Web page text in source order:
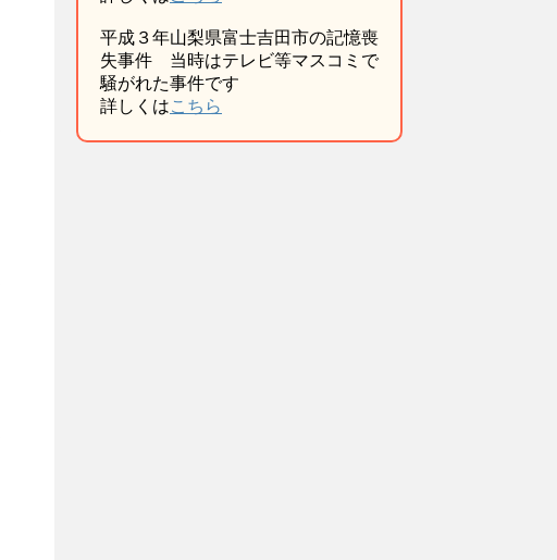
平成３年山梨県富士吉田市の記憶喪
失事件 当時はテレビ等マスコミで
騒がれた事件です
詳しくはこちら